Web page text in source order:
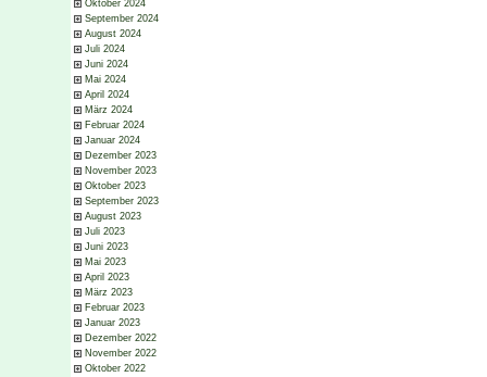
Oktober 2024
September 2024
August 2024
Juli 2024
Juni 2024
Mai 2024
April 2024
März 2024
Februar 2024
Januar 2024
Dezember 2023
November 2023
Oktober 2023
September 2023
August 2023
Juli 2023
Juni 2023
Mai 2023
April 2023
März 2023
Februar 2023
Januar 2023
Dezember 2022
November 2022
Oktober 2022